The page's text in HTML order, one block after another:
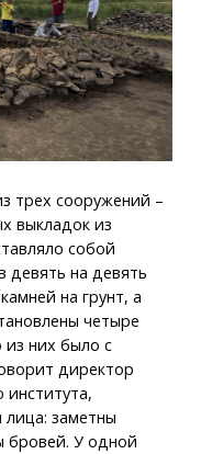
трех сооружений –
выкладок из
собой
девять на девять
на грунт, а
четыре
них было с
директор
института,
заметны
бровей. У одной